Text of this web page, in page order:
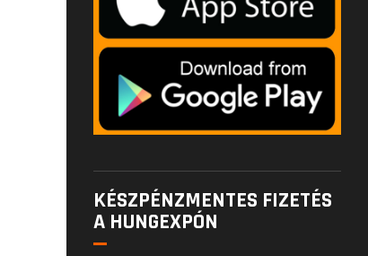
KÉSZPÉNZMENTES FIZETÉS
A HUNGEXPÓN